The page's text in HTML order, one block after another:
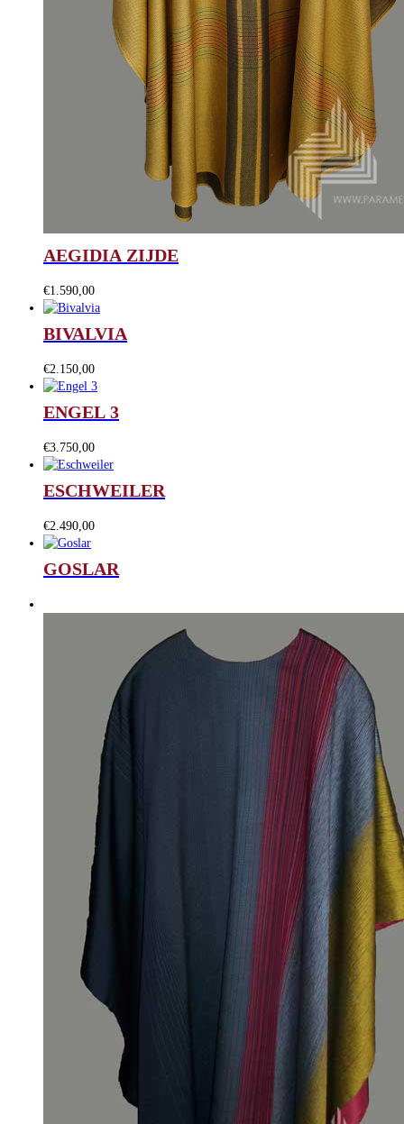
AEGIDIA ZIJDE
€1.590,00
BIVALVIA
€2.150,00
ENGEL 3
€3.750,00
ESCHWEILER
€2.490,00
GOSLAR